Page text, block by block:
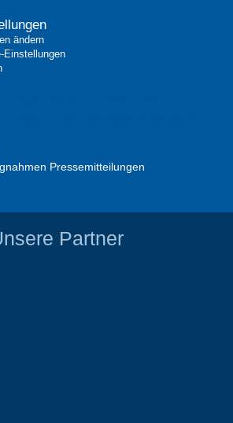
ändern
Einstellungen
Pressemitteilungen
Partner